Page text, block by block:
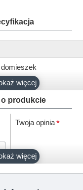
granatowy, czarny
produkcie
Twoja opinia